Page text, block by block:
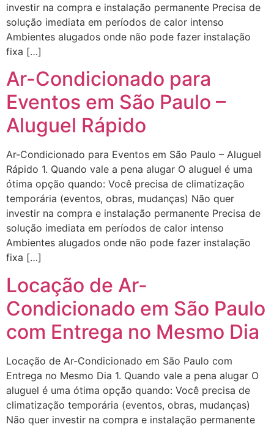
investir na compra e instalação permanente Precisa de
solução imediata em períodos de calor intenso
Ambientes alugados onde não pode fazer instalação
fixa […]
Ar-Condicionado para
Eventos em São Paulo –
Aluguel Rápido
Ar-Condicionado para Eventos em São Paulo – Aluguel
Rápido 1. Quando vale a pena alugar O aluguel é uma
ótima opção quando: Você precisa de climatização
temporária (eventos, obras, mudanças) Não quer
investir na compra e instalação permanente Precisa de
solução imediata em períodos de calor intenso
Ambientes alugados onde não pode fazer instalação
fixa […]
Locação de Ar-
Condicionado em São Paulo
com Entrega no Mesmo Dia
Locação de Ar-Condicionado em São Paulo com
Entrega no Mesmo Dia 1. Quando vale a pena alugar O
aluguel é uma ótima opção quando: Você precisa de
climatização temporária (eventos, obras, mudanças)
Não quer investir na compra e instalação permanente